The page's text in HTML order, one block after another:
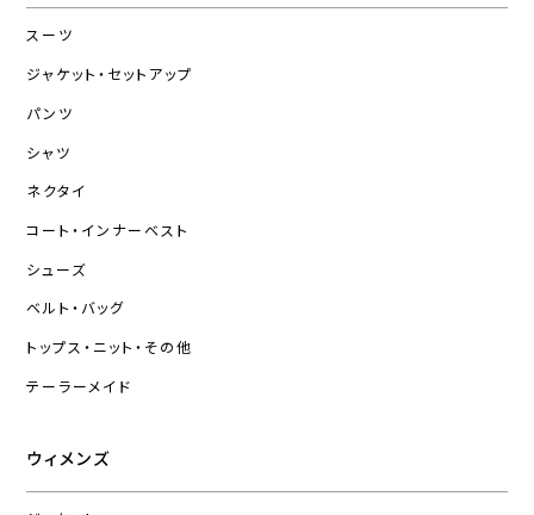
スーツ
ジャケット・セットアップ
パンツ
シャツ
ネクタイ
コート・インナーベスト
シューズ
ベルト・バッグ
トップス・ニット・その他
テーラーメイド
ウィメンズ